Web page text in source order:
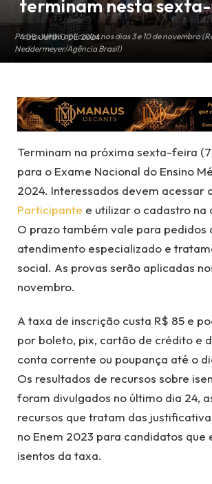
Provas serão aplicadas nos dias 3 e 10 de novembro
Neddermeyer/Agência Brasil)
terminam nesta
4 DE JUNHO DE 2024
Terminam na próxima sexta-feira
para o Exame Nacional do Ensino
2024. Interessados devem acessar
Participante e utilizar o cadastro na
O prazo também vale para pedidos
atendimento especializado e
social. As provas serão aplicadas
novembro.
A taxa de inscrição custa R$ 85 e
por boleto, pix, cartão de crédito e
conta corrente ou poupança até o
Os resultados de recursos sobre
foram divulgados no último dia 24,
recursos que tratam das
no Enem 2023 para candidatos que
isentos da taxa.